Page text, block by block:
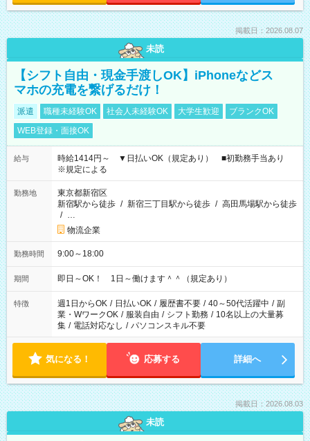
掲載日：2026.08.07
未読
【シフト自由・現金手渡しOK】iPhoneなどス
マホの充電を繋げるだけ！
派遣 職種未経験OK 社会人未経験OK 大学生歓迎
ブランクOK
WEB登録・面接OK
給与
時給1414円～ ▼日払いOK（規定あり） ■初勤務手当あり
※規定による
勤務地
東京都新宿区
新宿駅から徒歩 / 新宿三丁目駅から徒歩 / 高田馬場駅から徒歩
/ …
物流企業
勤務時間 9:00～18:00
期間 即日～OK！ 1日～働けます＾＾（規定あり）
特徴 週1日からOK / 日払いOK / 履歴書不要 / 40～50代活躍中 / 副
業・WワークOK / 服装自由 / シフト勤務 / 10名以上の大量募
集 / 電話対応なし / パソコンスキル不要
気になる！ 応募する 詳細へ
掲載日：2026.08.03
未読